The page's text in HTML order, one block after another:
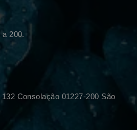
200.
Consolação 01227-200 São